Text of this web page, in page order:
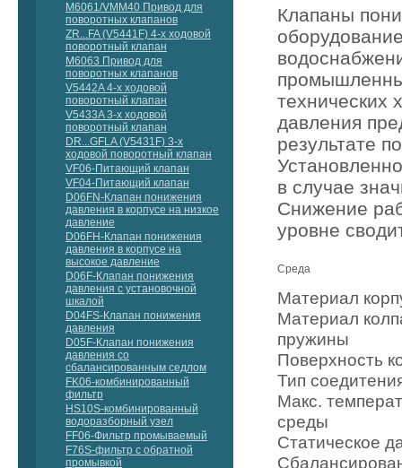
M6061/VMM40 Привод для
поворотных клапанов
ZR...FA (V5441F) 4-х ходовой
поворотный клапан
M6063 Привод для
поворотных клапанов
V5442A 4-х ходовой
поворотный клапан
V5433A 3-х ходовой
поворотный клапан
DR...GFLA (V5431F) 3-х
ходовой поворотный клапан
VF06-Питающий клапан
VF04-Питающий клапан
D06FN-Клапан понижения
давления в корпусе на низкое
давление
D06FH-Клапан понижения
давления в корпусе на
высокое давление
D06F-Клапан понижения
давления с установочной
шкалой
D04FS-Клапан понижения
давления
D05F-Клапан понижения
давления со
сбалансированным седлом
FK06-комбинированный
фильтр
HS10S-комбинированный
водоразборный узел
FF06-Фильтр промываемый
F76S-фильтр с обратной
промывкой
Клапаны
технических
давления
результате
в случае
Снижение
уровне
Среда
Материал
Материал
пружины
Поверхность
Тип
Макс.
среды
Статическое